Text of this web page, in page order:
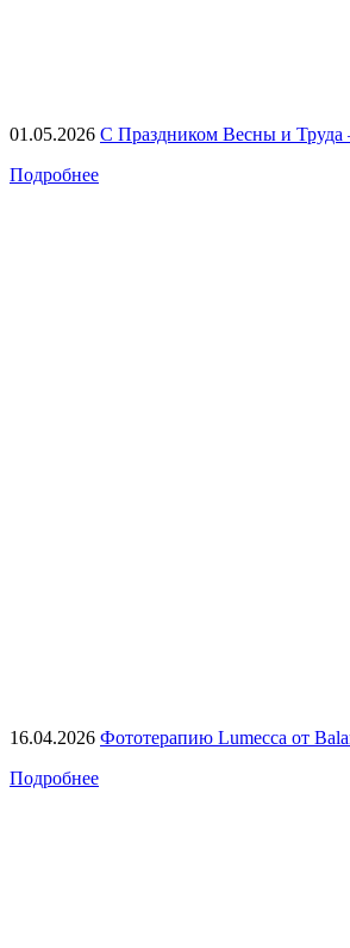
01.05.2026 С Праздником Весны и
Подробнее
16.04.2026 Фототерапию Lumecca от
Подробнее